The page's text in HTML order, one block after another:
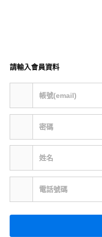
請輸入會員資料
帳號(email)
密碼
姓名
電話號碼